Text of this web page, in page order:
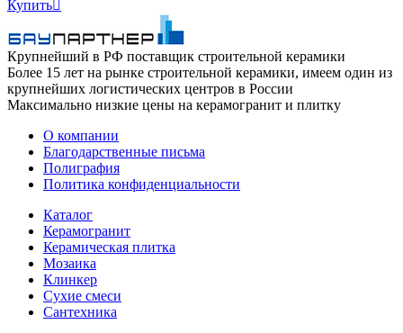
Купить
Крупнейший в РФ поставщик строительной керамики
Более 15 лет на рынке строительной керамики, имеем один из
крупнейших логистических центров в России
Максимально низкие цены на керамогранит и плитку
О компании
Благодарственные письма
Полиграфия
Политика конфиденциальности
Каталог
Керамогранит
Керамическая плитка
Мозаика
Клинкер
Сухие смеси
Сантехника